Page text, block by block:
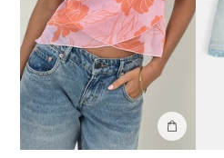
In die